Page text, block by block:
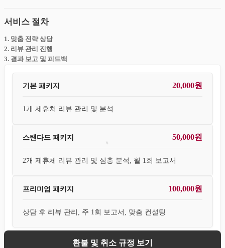
서비스 절차
1. 맞춤 전략 상담
2. 리뷰 관리 진행
3. 결과 보고 및 피드백
기본 패키지 20,000원
1개 제휴처 리뷰 관리 및 분석
스탠다드 패키지 50,000원
2개 제휴체 리뷰 관리 및 심층 분석, 월 1회 보고서
프리미엄 패키지 100,000원
상담 후 리뷰 관리, 주 1회 보고서, 맞춤 컨설팅
환불 및 취소 규정 보기